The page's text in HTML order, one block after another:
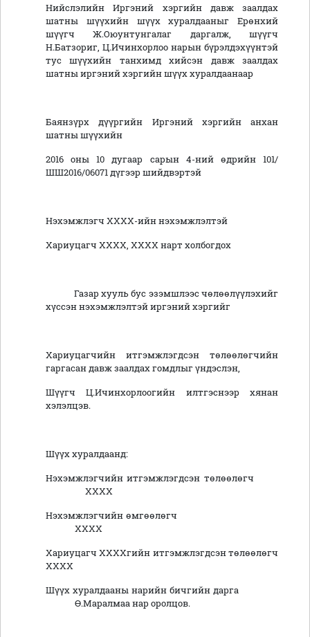
Нийслэлийн Иргэний хэргийн давж заалдах
шатны шүүхийн шүүх хуралдааныг Ерөнхий
шүүгч Ж.Оюунтунгалаг даргалж, шүүгч
Н.Батзориг, Ц.Ичинхорлоо нарын бүрэлдэхүүнтэй
тус шүүхийн танхимд хийсэн давж заалдах
шатны иргэний хэргийн шүүх хуралдаанаар
Баянзүрх дүүргийн Иргэний хэргийн анхан
шатны шүүхийн
2016 оны 10 дугаар сарын 4-ний өдрийн 101/
ШШ2016/06071 дүгээр шийдвэртэй
Нэхэмжлэгч ХХХХ-ийн нэхэмжлэлтэй
Хариуцагч ХХХХ, ХХХХ нарт холбогдох
Газар хууль бус эзэмшлээс чөлөөлүүлэхийг
хүссэн нэхэмжлэлтэй иргэний хэргийг
Хариуцагчийн итгэмжлэгдсэн төлөөлөгчийн
гаргасан давж заалдах гомдлыг үндэслэн,
Шүүгч Ц.Ичинхорлоогийн илтгэснээр хянан
хэлэлцэв.
Шүүх хуралдаанд:
Нэхэмжлэгчийн итгэмжлэгдсэн төлөөлөгч
ХХХХ
Нэхэмжлэгчийн өмгөөлөгч
ХХХХ
Хариуцагч ХХХХгийн итгэмжлэгдсэн төлөөлөгч
ХХХХ
Шүүх хуралдааны нарийн бичгийн дарга
Ө.Маралмаа нар оролцов.